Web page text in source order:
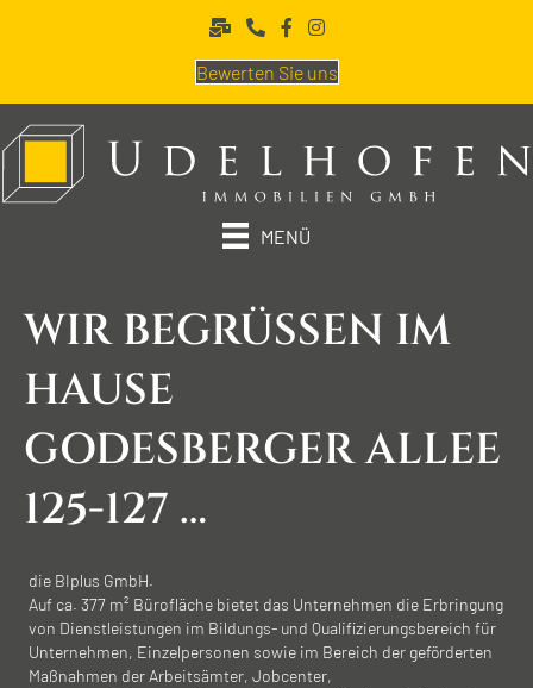
Bewerten Sie uns
MENÜ
WIR BEGRÜSSEN IM H
AUSE G
ODESBERGER ALLEE 1
25-127 …
die BIplus GmbH.
Auf ca. 377 m² Bürofläche bietet das Unternehmen die Erbringung
von Dienstleistungen im Bildungs- und Qualifizierungsbereich für
Unternehmen, Einzelpersonen sowie im Bereich der geförderten
Maßnahmen der Arbeitsämter, Jobcenter,